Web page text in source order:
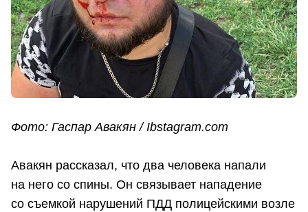
Фото: Гаспар Авакян / Ibstagram.com
Авакян рассказал, что два человека напали
на него со спины. Он связывает нападение
со съемкой нарушений ПДД полицейскими возле